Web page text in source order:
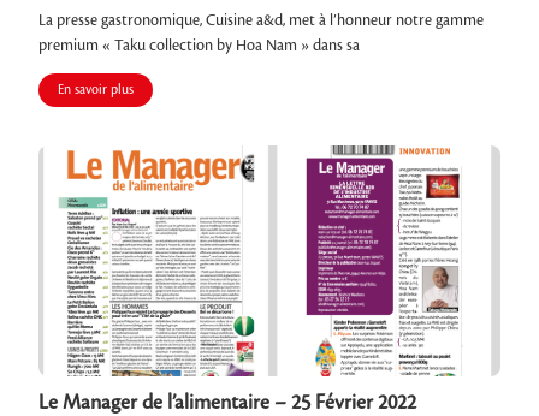
La presse gastronomique, Cuisine a&d, met à l’honneur notre gamme
premium « Taku collection by Hoa Nam » dans sa
En savoir plus
Le Manager de l’alimentaire – 25 Février 2022